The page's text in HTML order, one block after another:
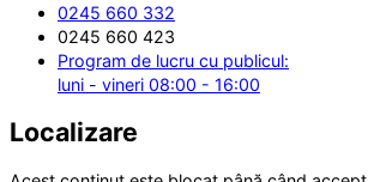
0245 660 332
0245 660 423
Program de lucru cu publicul:
luni - vineri 08:00 - 16:00
Localizare